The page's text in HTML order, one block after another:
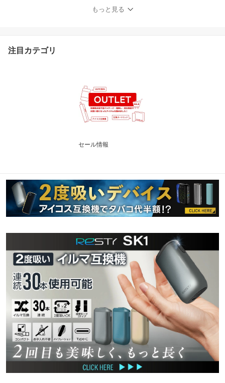
パイア ピクソー ネオ PO
D ポッド 水蒸気 おすす
もっと見る
注目カテゴリ
セール情報